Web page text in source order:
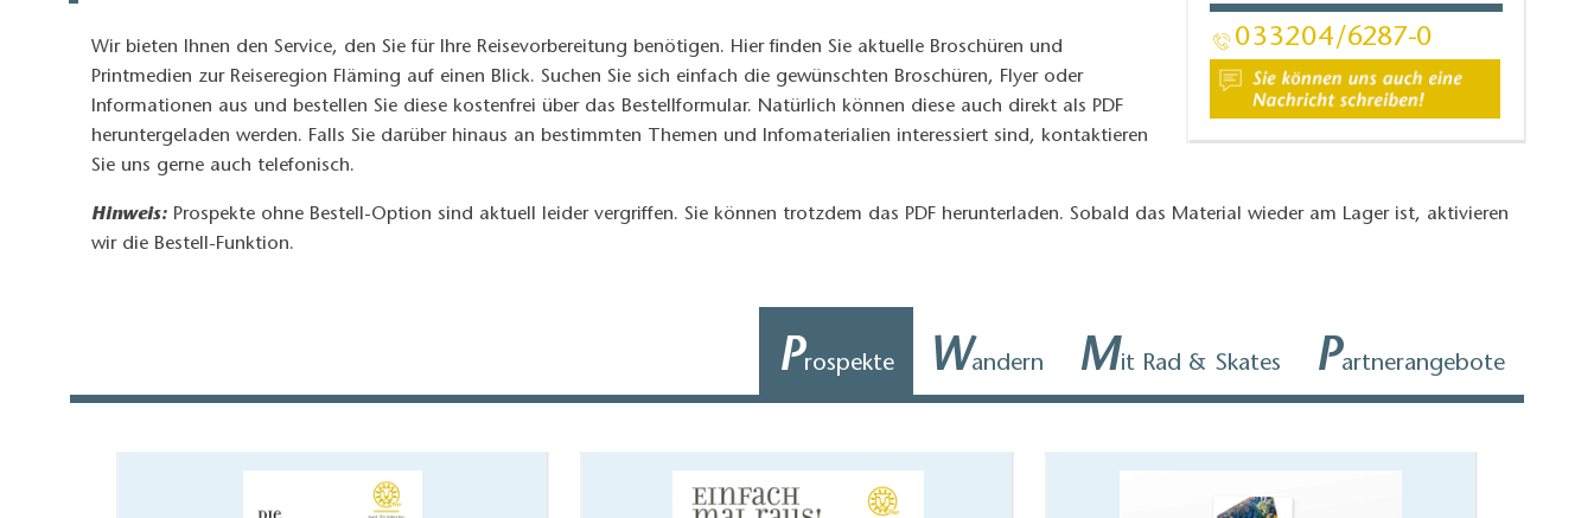
033204 6287-0
Wir bieten Ihnen den Service, den Sie für Ihre Reisevorbereitung benötigen. Hier finden Sie aktuelle Broschüren und
Printmedien zur Reiseregion Fläming auf einen Blick. Suchen Sie sich einfach die gewünschten Broschüren, Flyer oder
Informationen aus und bestellen Sie diese kostenfrei über das Bestellformular. Natürlich können diese auch direkt als PDF
heruntergeladen werden. Falls Sie darüber hinaus an bestimmten Themen und Infomaterialien interessiert sind, kontaktieren
Sie uns gerne auch telefonisch.
Hinweis: Prospekte ohne Bestell-Option sind aktuell leider vergriffen. Sie können trotzdem das PDF herunterladen. Sobald das Material wieder am Lager ist, aktivieren
wir die Bestell-Funktion.
Prospekte Wandern Mit Rad & Skates Partnerangebote